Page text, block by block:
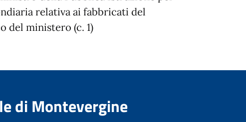
relativa ai fabbricati del
del ministero (c. 1)
di Montevergine